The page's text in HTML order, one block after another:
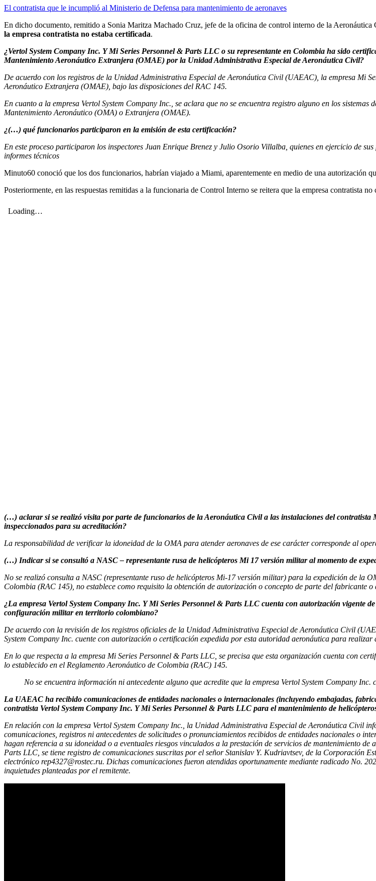
El contratista que le incumplió al Ministerio de Defensa para mantenimiento de aeronaves
En dicho documento, remitido a Sonia Maritza Machado Cruz, jefe de la oficina de control interno de la Aeronáutica
la empresa contratista no estaba certificada.
¿Vertol System Company Inc. Y Mi Series Personnel & Parts LLC o su representante en Colombia ha sido
Mantenimiento Aeronáutico Extranjera (OMAE) por la Unidad Administrativa Especial de Aeronáutica Civil?
De acuerdo con los registros de la Unidad Administrativa Especial de Aeronáutica Civil (UAEAC), la empresa Mi
Aeronáutico Extranjera (OMAE), bajo las disposiciones del RAC 145.
En cuanto a la empresa Vertol System Company Inc., se aclara que no se encuentra registro alguno en los
Mantenimiento Aeronáutico (OMA) o Extranjera (OMAE).
¿(…) qué funcionarios participaron en la emisión de esta certificación?
En este proceso participaron los inspectores Juan Enrique Brenez y Julio Osorio Villalba, quienes en ejercicio de
informes técnicos
Minuto60 conoció que los dos funcionarios, habrían viajado a Miami, aparentemente en medio de una autorización
Posteriormente, en las respuestas remitidas a la funcionaria de Control Interno se reitera que la empresa contratista
(…) aclarar si se realizó visita por parte de funcionarios de la Aeronáutica Civil a las instalaciones del
inspeccionados para su acreditación?
La responsabilidad de verificar la idoneidad de la OMA para atender aeronaves de ese carácter corresponde al
(…) Indicar si se consultó a NASC – representante rusa de helicópteros Mi 17 versión militar al momento de
No se realizó consulta a NASC (representante ruso de helicópteros Mi-17 versión militar) para la expedición de la
Colombia (RAC 145), no establece como requisito la obtención de autorización o concepto de parte del fabricante
¿La empresa Vertol System Company Inc. Y Mi Series Personnel & Parts LLC cuenta con autorización vigente
configuración militar en territorio colombiano?
De acuerdo con la revisión de los registros oficiales de la Unidad Administrativa Especial de Aeronáutica Civil
System Company Inc. cuente con autorización o certificación expedida por esta autoridad aeronáutica para realizar
En lo que respecta a la empresa Mi Series Personnel & Parts LLC, se precisa que esta organización cuenta con
lo establecido en el Reglamento Aeronáutico de Colombia (RAC) 145.
No se encuentra información ni antecedente alguno que acredite que la empresa Vertol System Company
La UAEAC ha recibido comunicaciones de entidades nacionales o internacionales (incluyendo embajadas,
contratista Vertol System Company Inc. Y Mi Series Personnel & Parts LLC para el mantenimiento de
En relación con la empresa Vertol System Company Inc., la Unidad Administrativa Especial de Aeronáutica Civil
comunicaciones, registros ni antecedentes de solicitudes o pronunciamientos recibidos de entidades nacionales o
hagan referencia a su idoneidad o a eventuales riesgos vinculados a la prestación de servicios de mantenimiento
Parts LLC, se tiene registro de comunicaciones suscritas por el señor Stanislav Y. Kudriavtsev, de la Corporación
electrónico rep4327@rostec.ru. Dichas comunicaciones fueron atendidas oportunamente mediante radicado No.
inquietudes planteadas por el remitente.